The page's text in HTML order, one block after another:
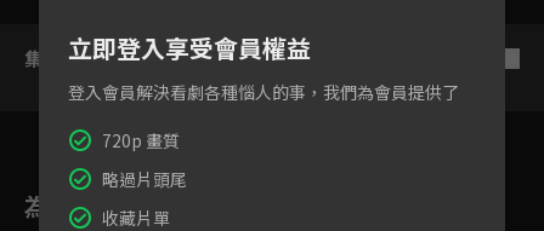
集數列表
為您推薦
立即登入享受會員權益
登入會員解決看劇各種惱人的事，我們為會員提供了
720p 畫質
略過片頭尾
收藏片單